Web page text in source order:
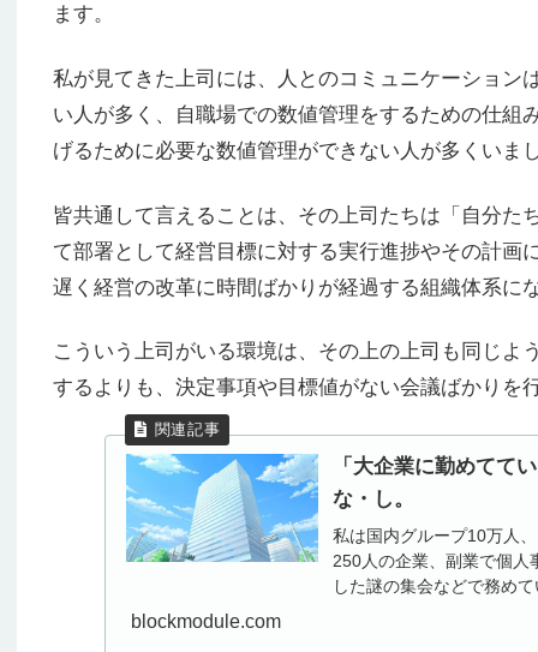
ます。
私が見てきた上司には、人とのコミュニケーション
い人が多く、自職場での数値管理をするための仕
げるために必要な数値管理ができない人が多くいま
皆共通して言えることは、その上司たちは「自分
て部署として経営目標に対する実行進捗やその計
遅く経営の改革に時間ばかりが経過する組織体系に
こういう上司がいる環境は、その上の上司も同じ
するよりも、決定事項や目標値がない会議ばかりを
「大企業に勤めてて
な・し。
私は国内グループ10万人
250人の企業、副業で個人
した謎の集会などで務め
blockmodule.com